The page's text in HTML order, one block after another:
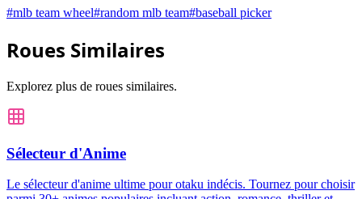
#mlb team wheel#random mlb team#baseball picker
Roues Similaires
Explorez plus de roues similaires.
Sélecteur d'Anime
Le sélecteur d'anime ultime pour otaku indécis. Tournez pour choisir